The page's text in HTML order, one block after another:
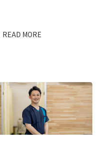
READ MORE